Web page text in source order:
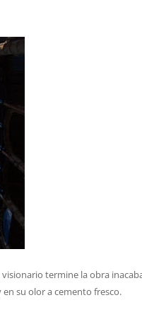
termine la obra
su olor a cemento fresco.